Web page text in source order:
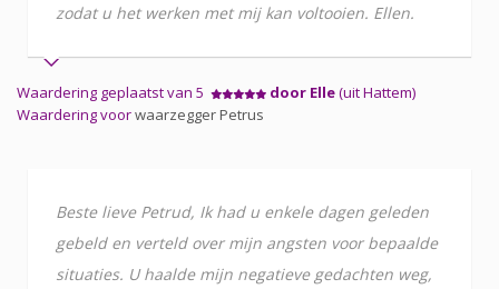
zodat u het werken met mij kan voltooien. Ellen.
Waardering geplaatst van 5 door Elle(uit Hattem)
Waardering voorwaarzegger Petrus
Beste lieve Petrud, Ik had u enkele dagen geleden
gebeld en verteld over mijn angsten voor bepaalde
situaties. U haalde mijn negatieve gedachten weg,